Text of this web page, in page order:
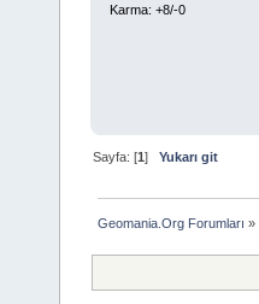
Karma: +8/-0
Sayfa: [1]Yukarı git
Geomania.Org Forumları »